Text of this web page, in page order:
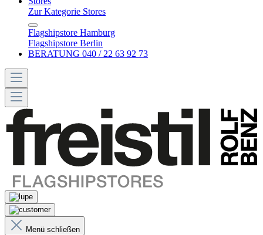
Zur Kategorie Stores
Flagshipstore Hamburg
Flagshipstore Berlin
BERATUNG 040 / 22 63 92 73
Menü schließen